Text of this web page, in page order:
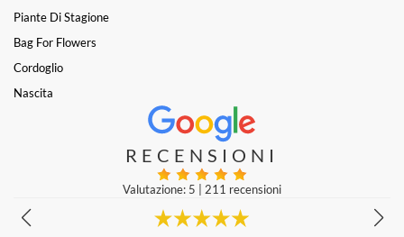
Piante Di Stagione
Bag For Flowers
Cordoglio
Nascita
RECENSIONI
Valutazione: 5 211 recensioni